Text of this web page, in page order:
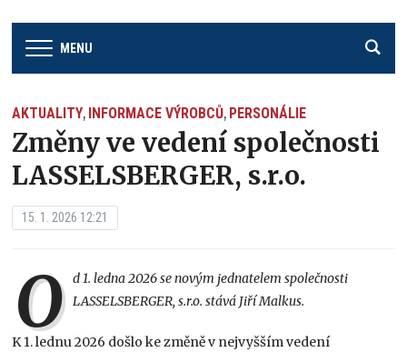
MENU
AKTUALITY, INFORMACE VÝROBCŮ, PERSONÁLIE
Změny ve vedení společnosti
LASSELSBERGER, s.r.o.
15. 1. 2026 12:21
O d 1. ledna 2026 se novým jednatelem společnosti
LASSELSBERGER, s.r.o. stává Jiří Malkus.
K 1. lednu 2026 došlo ke změně v nejvyšším vedení